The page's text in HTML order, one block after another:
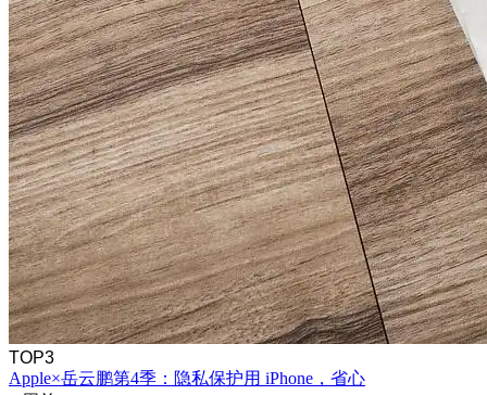
TOP3
Apple×岳云鹏第4季：隐私保护用 iPhone，省心